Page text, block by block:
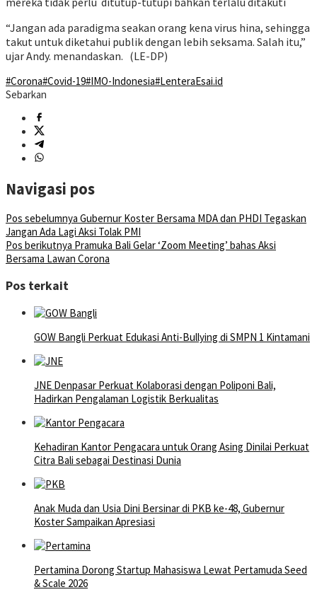
“Jangan ada paradigma seakan orang kena virus hina, sehingga
takut untuk diketahui publik dengan lebih seksama. Salah itu,”
ujar Andy. menandaskan. (LE-DP)
#Corona#Covid-19#IMO-Indonesia#LenteraEsai.id
Sebarkan
Navigasi pos
Pos sebelumnya Gubernur Koster Bersama MDA dan PHDI Tegaskan
Jangan Ada Lagi Aksi Tolak PMI
Pos berikutnya Pramuka Bali Gelar ‘Zoom Meeting’ bahas Aksi
Bersama Lawan Corona
Pos terkait
GOW Bangli Perkuat Edukasi Anti-Bullying di SMPN 1 Kintamani
JNE Denpasar Perkuat Kolaborasi dengan Poliponi Bali,
Hadirkan Pengalaman Logistik Berkualitas
Kehadiran Kantor Pengacara untuk Orang Asing Dinilai Perkuat
Citra Bali sebagai Destinasi Dunia
Anak Muda dan Usia Dini Bersinar di PKB ke-48, Gubernur
Koster Sampaikan Apresiasi
Pertamina Dorong Startup Mahasiswa Lewat Pertamuda Seed
& Scale 2026